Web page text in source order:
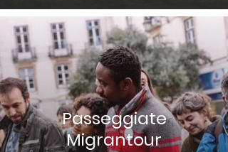
Passeggiate
Migrantour